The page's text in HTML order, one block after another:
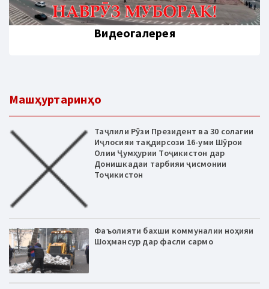
Видеогалерея
Машҳуртаринҳо
Таҷлили Рӯзи Президент ва 30 солагии
Иҷлосияи тақдирсози 16-уми Шӯрои
Олии Ҷумҳурии Тоҷикистон дар
Донишкадаи тарбияи ҷисмонии
Тоҷикистон
Фаъолияти бахши коммуналии ноҳияи
Шоҳмансур дар фасли сармо